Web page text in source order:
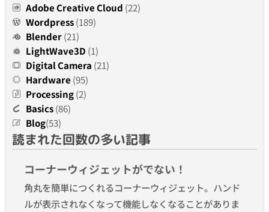
Adobe Creative Cloud (22)
Wordpress(189)
Blender(21)
LightWave3D (1)
Digital Camera (21)
Hardware (95)
Processing(2)
Basics(86)
Blog(53)
読まれた回数の多い記事
コーナーウィジェットがでない！
角丸を簡単につくれるコーナーウィジェット。ハンド
ルが表示されなくなって機能しなくなることがありま